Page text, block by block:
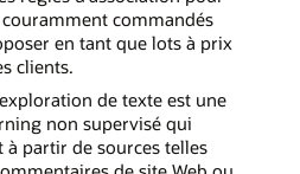
commandés
en tant que lots à prix
clients.
de texte est une
non supervisé qui
partir de sources telles